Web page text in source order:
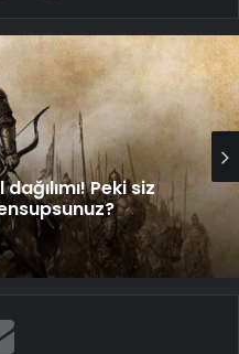
Peki siz